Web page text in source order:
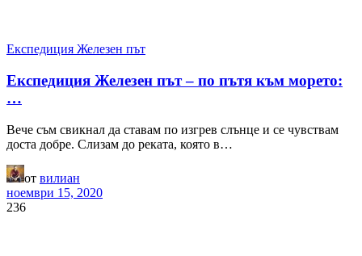
Експедиция Железен път
Експедиция Железен път – по пътя към морето:
…
Вече съм свикнал да ставам по изгрев слънце и се чувствам
доста добре. Слизам до реката, която в…
от вилиан
ноември 15, 2020
236